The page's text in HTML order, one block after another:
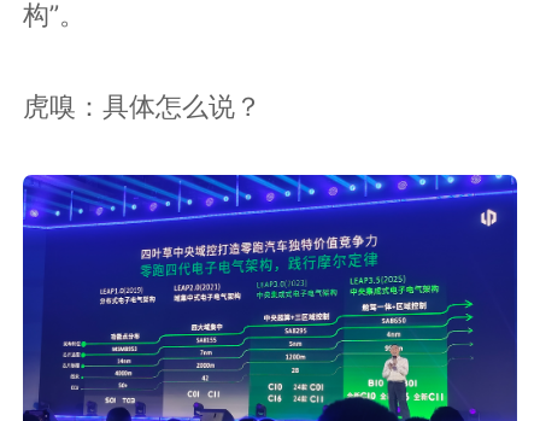
构”。
虎嗅：具体怎么说？